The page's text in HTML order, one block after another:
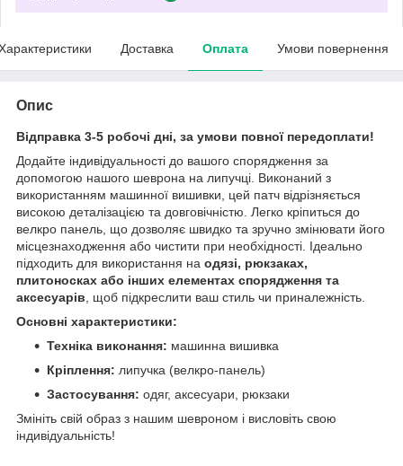
Доставка Оплата Умови повернення
Опис
Відправка 3-5 робочі дні, за умови повної передоплати!
Додайте індивідуальності до вашого спорядження за
допомогою нашого шеврона на липучці. Виконаний з
використанням машинної вишивки, цей патч відрізняється
високою деталізацією та довговічністю. Легко кріпиться до
велкро панель, що дозволяє швидко та зручно змінювати його
місцезнаходження або чистити при необхідності. Ідеально
підходить для використання на одязі, рюкзаках,
плитоносках або інших елементах спорядження та
аксесуарів , щоб підкреслити ваш стиль чи приналежність.
Основні характеристики:
Техніка виконання: машинна вишивка
Кріплення: липучка (велкро-панель)
Застосування: одяг, аксесуари, рюкзаки
Змініть свій образ з нашим шевроном і висловіть свою
індивідуальність!